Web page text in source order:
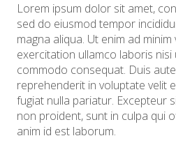
Lorem ipsum dolor sit amet,
sed do eiusmod tempor
magna aliqua. Ut enim ad
exercitation ullamco laboris nisi
commodo consequat. Duis
reprehenderit in voluptate velit
fugiat nulla pariatur. Excepteur
non proident, sunt in culpa qui
anim id est laborum.